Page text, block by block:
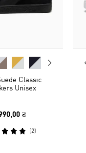
Classic
Unisex
₴
(2)